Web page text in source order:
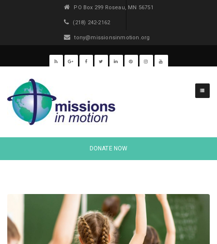
PO Box 299 Roseau, MN 56751
(218) 242-2162
tony@missionsinmotion.org
DONATE NOW